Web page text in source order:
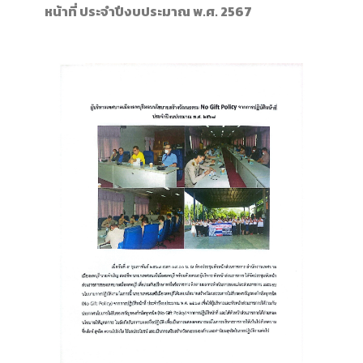
หน้าที่ ประจำปีงบประมาณ พ.ศ. 2567